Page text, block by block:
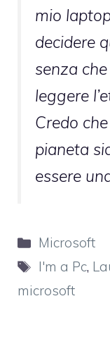
mio
decidere
senza
leggere
Credo
pianeta
essere
Categorie
Microsoft
Tag
I'm a Pc,
microsoft